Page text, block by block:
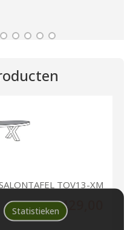
TOV13-XM
429,00
Statistieken